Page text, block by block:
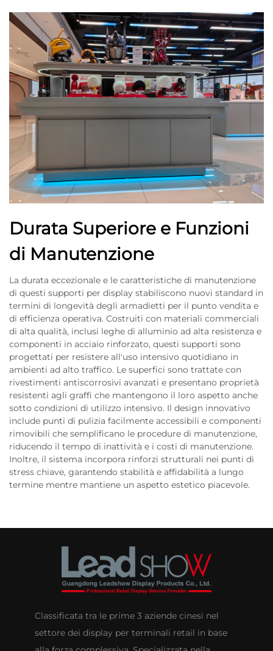
Durata Superiore e Funzioni
di Manutenzione
La durata eccezionale e le caratteristiche di manutenzione
di questi supporti per display stabiliscono nuovi standard in
termini di longevità degli armadietti per il punto vendita e
di efficienza operativa. Costruiti con materiali commerciali
di alta qualità, inclusi leghe di alluminio ad alta resistenza e
componenti in acciaio rinforzato, questi supporti sono
progettati per resistere all'uso intensivo quotidiano in
ambienti ad alto traffico. Le superfici sono trattate con
rivestimenti antiscorrosivi avanzati e presentano proprietà
resistenti agli graffi che mantengono il loro aspetto anche
sotto condizioni di utilizzo intensivo. Il design innovativo
include punti di pulizia facilmente accessibili e componenti
rimovibili che semplificano le procedure di manutenzione,
riducendo il tempo di inattività e i costi di manutenzione.
Inoltre, il sistema incorpora rinforzi strutturali nei punti di
stress chiave, garantendo stabilità e affidabilità a lungo
termine mentre mantiene un aspetto estetico piacevole.
Classificata tra le prime 3 aziende cinesi nel
settore dei display per terminali retail in base